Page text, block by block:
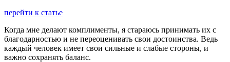
перейти к статье
Когда мне делают комплименты, я стараюсь принимать их с
благодарностью и не переоценивать свои достоинства. Ведь
каждый человек имеет свои сильные и слабые стороны, и
важно сохранять баланс.